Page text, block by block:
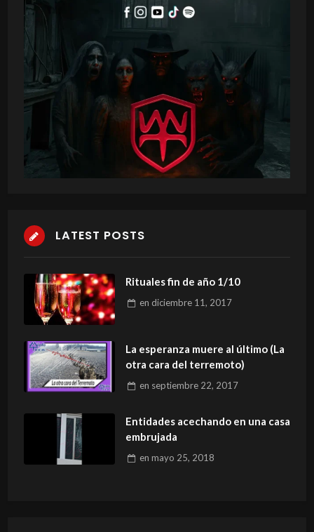
LATEST POSTS
Rituales fin de año 1/10
en diciembre 11, 2017
La esperanza muere al último (La
otra cara del terremoto)
en septiembre 22, 2017
Entidades acechando en una casa
embrujada
en mayo 25, 2018